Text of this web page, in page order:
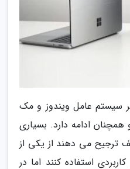
بر سیستم عامل ویندوز و مک
ادامه دارد. بسیاری
ترجیح می دهند از یکی از
استفاده کنند اما در